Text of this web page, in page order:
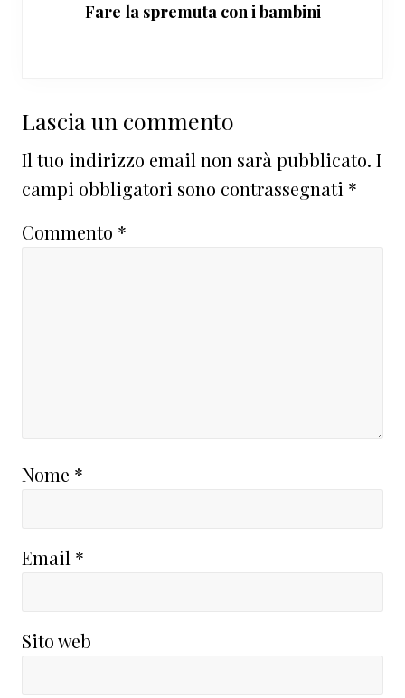
Fare la spremuta con i bambini
Interazioni
del
lettore
Lascia un commento
Il tuo indirizzo email non sarà pubblicato. I
campi obbligatori sono contrassegnati *
Commento *
Nome *
Email *
Sito web